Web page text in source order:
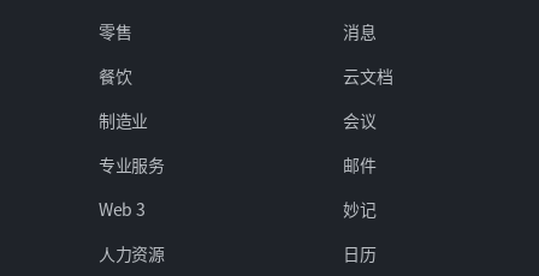
零售
餐饮
制造业
专业服务
Web 3
人力资源
消息
云文档
会议
邮件
妙记
日历